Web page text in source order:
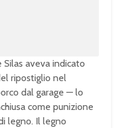
aveva indicato
ripostiglio nel
dal garage — lo
come punizione
legno. Il legno